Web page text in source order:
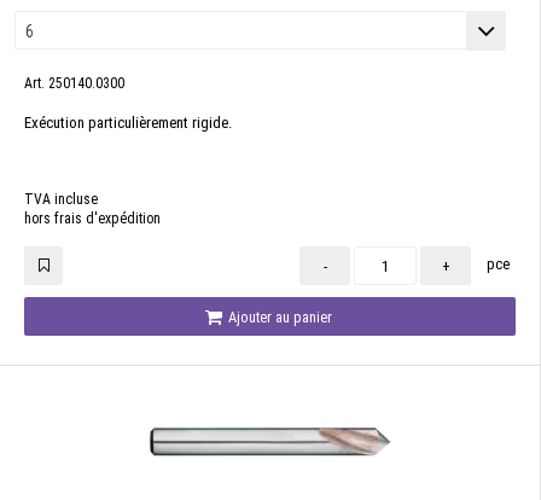
Art. 250140.0300
Exécution particulièrement rigide.
TVA incluse
hors frais d'expédition
- + pce
Ajouter au panier